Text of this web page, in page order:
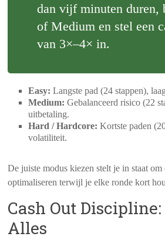
dan vijf minuten
of Medium en stel een
van 3×–4× in.
Easy: Langste pad (24 stappen),
Medium: Gebalanceerd risico (22
uitbetaling.
Hard / Hardcore: Kortste paden
volatiliteit.
De juiste modus kiezen stelt je in staat
optimaliseren terwijl je elke ronde kort
Cash Out
Alles